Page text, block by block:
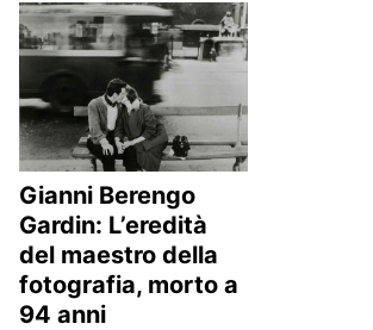
Gianni Berengo
Gardin: L’eredità
del maestro della
fotografia, morto a
94 anni